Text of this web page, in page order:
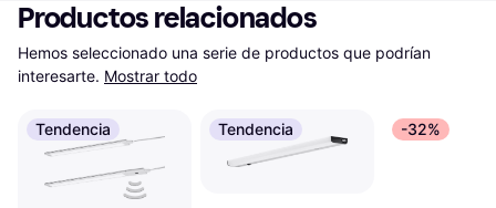
Productos relacionados
Hemos seleccionado una serie de productos que podrían
interesarte. Mostrar todo
Tendencia Tendencia -32%